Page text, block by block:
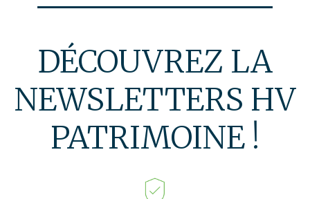
DÉCOUVREZ LA
NEWSLETTERS HV
PATRIMOINE !